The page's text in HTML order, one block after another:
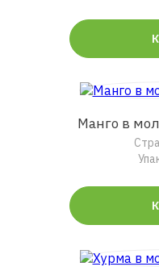
Манго в